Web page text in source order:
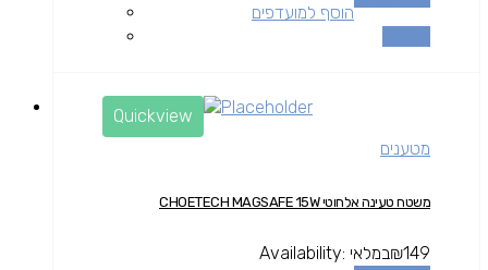
הוסף למועדפים
Quickview
מטענים
משטח טעינה אלחוטי CHOETECH MAGSAFE 15W
₪149
Availability: במלאי